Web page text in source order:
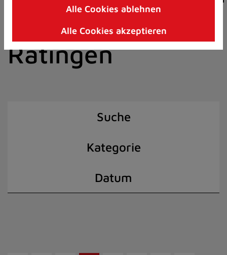
I)
der Stadt
Ratingen
Suche
Kategorie
Datum
Alle Cookies ablehnen
Alle Cookies akzeptieren